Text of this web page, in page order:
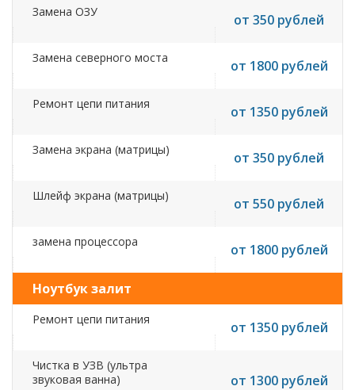
Замена ОЗУ от 350 рублей
Замена северного моста от 1800 рублей
Ремонт цепи питания от 1350 рублей
Замена экрана (матрицы) от 350 рублей
Шлейф экрана (матрицы) от 550 рублей
замена процессора от 1800 рублей
Ноутбук залит
Ремонт цепи питания от 1350 рублей
Чистка в УЗВ (ультра
звуковая ванна)
от 1300 рублей